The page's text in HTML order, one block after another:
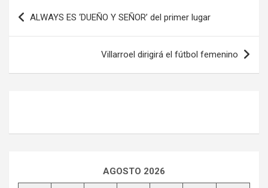
Navegación
de
ALWAYS ES ‘DUEÑO Y SEÑOR’ del primer lugar
Villarroel dirigirá el fútbol femenino
AGOSTO 2026